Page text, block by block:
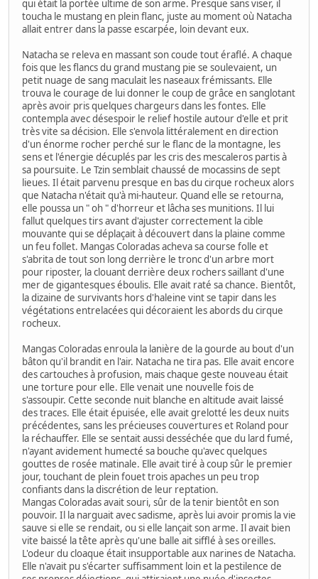
qui était la portée ultime de son arme. Presque sans viser, il
toucha le mustang en plein flanc, juste au moment où Natacha
allait entrer dans la passe escarpée, loin devant eux.
Natacha se releva en massant son coude tout éraflé. A chaque
fois que les flancs du grand mustang pie se soulevaient, un
petit nuage de sang maculait les naseaux frémissants. Elle
trouva le courage de lui donner le coup de grâce en sanglotant
après avoir pris quelques chargeurs dans les fontes. Elle
contempla avec désespoir le relief hostile autour d'elle et prit
très vite sa décision. Elle s'envola littéralement en direction
d'un énorme rocher perché sur le flanc de la montagne, les
sens et l'énergie décuplés par les cris des mescaleros partis à
sa poursuite. Le Tzin semblait chaussé de mocassins de sept
lieues. Il était parvenu presque en bas du cirque rocheux alors
que Natacha n'était qu'à mi-hauteur. Quand elle se retourna,
elle poussa un " oh " d'horreur et lâcha ses munitions. Il lui
fallut quelques tirs avant d'ajuster correctement la cible
mouvante qui se déplaçait à découvert dans la plaine comme
un feu follet. Mangas Coloradas acheva sa course folle et
s'abrita de tout son long derrière le tronc d'un arbre mort
pour riposter, la clouant derrière deux rochers saillant d'une
mer de gigantesques éboulis. Elle avait raté sa chance. Bientôt,
la dizaine de survivants hors d'haleine vint se tapir dans les
végétations entrelacées qui décoraient les abords du cirque
rocheux.
Mangas Coloradas enroula la lanière de la gourde au bout d'un
bâton qu'il brandit en l'air. Natacha ne tira pas. Elle avait encore
des cartouches à profusion, mais chaque geste nouveau était
une torture pour elle. Elle venait une nouvelle fois de
s'assoupir. Cette seconde nuit blanche en altitude avait laissé
des traces. Elle était épuisée, elle avait grelotté les deux nuits
précédentes, sans les précieuses couvertures et Roland pour
la réchauffer. Elle se sentait aussi desséchée que du lard fumé,
n'ayant avidement humecté sa bouche qu'avec quelques
gouttes de rosée matinale. Elle avait tiré à coup sûr le premier
jour, touchant de plein fouet trois apaches un peu trop
confiants dans la discrétion de leur reptation.
Mangas Coloradas avait souri, sûr de la tenir bientôt en son
pouvoir. Il la narguait avec sadisme, après lui avoir promis la vie
sauve si elle se rendait, ou si elle lançait son arme. Il avait bien
vite baissé la tête après qu'une balle ait sifflé à ses oreilles.
L'odeur du cloaque était insupportable aux narines de Natacha.
Elle n'avait pu s'écarter suffisamment loin et la pestilence de